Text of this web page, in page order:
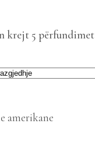
krejt 5 përfundimet